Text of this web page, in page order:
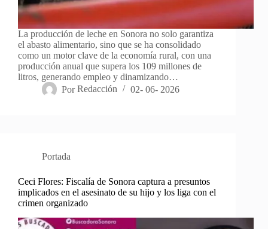
La producción de leche en Sonora no solo garantiza
el abasto alimentario, sino que se ha consolidado
como un motor clave de la economía rural, con una
producción anual que supera los 109 millones de
litros, generando empleo y dinamizando…
Por Redacción 02- 06- 2026
Portada
Ceci Flores: Fiscalía de Sonora captura a presuntos
implicados en el asesinato de su hijo y los liga con el
crimen organizado